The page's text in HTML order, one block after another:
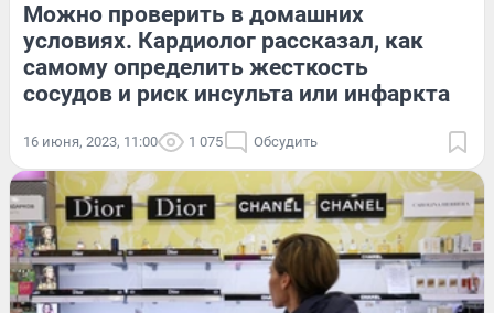
Можно проверить в домашних
условиях. Кардиолог рассказал, как
самому определить жесткость
сосудов и риск инсульта или инфаркта
16 июня, 2023, 11:00 1 075 Обсудить